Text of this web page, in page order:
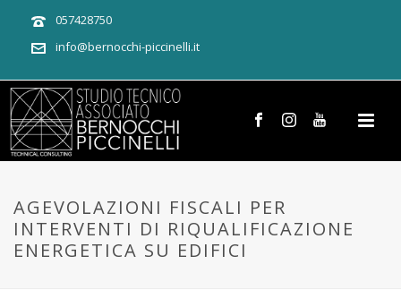
057428750
info@bernocchi-piccinelli.it
AGEVOLAZIONI FISCALI PER
INTERVENTI DI RIQUALIFICAZIONE
ENERGETICA SU EDIFICI